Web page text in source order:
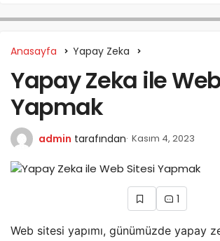
Anasayfa Yapay Zeka
Yapay Zeka ile
Yapmak
admin tarafından Kasım 4, 2023
1
Web sitesi yapımı, günümüzde yapay